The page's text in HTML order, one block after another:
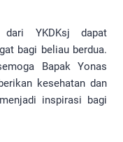
YKDKsj dapat
bagi beliau berdua.
Bapak Yonas
kesehatan dan
inspirasi bagi